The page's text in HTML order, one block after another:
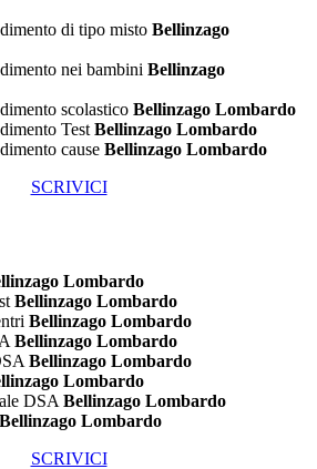
di tipo misto Bellinzago
nei bambini Bellinzago
scolastico Bellinzago Lombardo
Test Bellinzago Lombardo
cause Bellinzago Lombardo
SCRIVICI
Lombardo
Bellinzago Lombardo
Bellinzago Lombardo
Bellinzago Lombardo
Bellinzago Lombardo
Lombardo
DSA Bellinzago Lombardo
Bellinzago Lombardo
SCRIVICI